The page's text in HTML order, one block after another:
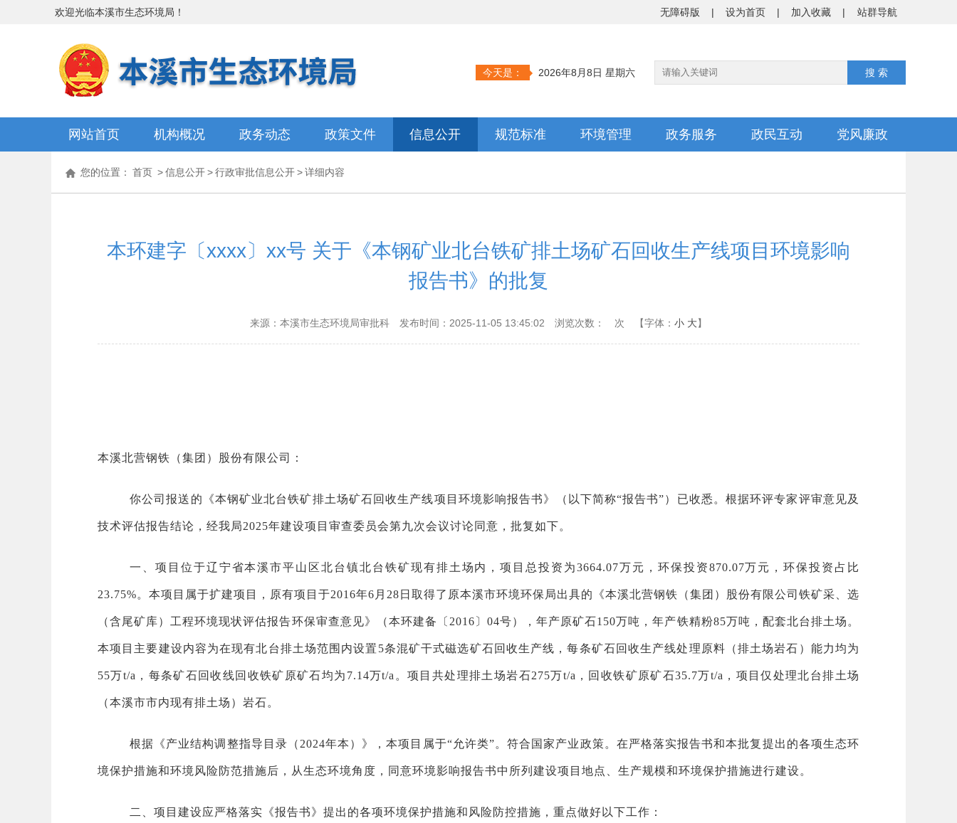
站群导航
无障碍版 | 设为首页 | 加入收藏 |
欢迎光临本溪市生态环境局 ！
今天是： 2026年8月8日 星期六
网站首页 机构概况 政务动态 政策文件 信息公开 规范标准 环境管理 政务服务 政民互动 党风廉政
您的位置： 首页 >信息公开>行政审批信息公开>详细内容
本环建字〔xxxx〕xx号 关于《本钢矿业北台铁矿排土场矿石回收生产线项目环境影响
报告书》的批复
来源：本溪市生态环境局审批科 发布时间：2025-11-05 13:45:02 浏览次数： 次 【字体： 小 大】
本溪北营钢铁（集团）股份有限公司：
你公司报送的《本钢矿业北台铁矿排土场矿石回收生产线项目环境影响报告书》（以下简称“报告书”）已收悉。根据环评专家评审意见及
技术评估报告结论，经我局2025年建设项目审查委员会第九次会议讨论同意，批复如下。
一、项目位于辽宁省本溪市平山区北台镇北台铁矿现有排土场内，项目总投资为3664.07万元，环保投资870.07万元，环保投资占比
23.75%。本项目属于扩建项目，原有项目于2016年6月28日取得了原本溪市环境环保局出具的《本溪北营钢铁（集团）股份有限公司铁矿采、选
（含尾矿库）工程环境现状评估报告环保审查意见》（本环建备〔2016〕04号），年产原矿石150万吨，年产铁精粉85万吨，配套北台排土场。
本项目主要建设内容为在现有北台排土场范围内设置5条混矿干式磁选矿石回收生产线，每条矿石回收生产线处理原料（排土场岩石）能力均为
55万t/a，每条矿石回收线回收铁矿原矿石均为7.14万t/a。项目共处理排土场岩石275万t/a，回收铁矿原矿石35.7万t/a，项目仅处理北台排土场
（本溪市市内现有排土场）岩石。
根据《产业结构调整指导目录（2024年本）》，本项目属于“允许类”。符合国家产业政策。在严格落实报告书和本批复提出的各项生态环
境保护措施和环境风险防范措施后，从生态环境角度，同意环境影响报告书中所列建设项目地点、生产规模和环境保护措施进行建设。
二、项目建设应严格落实《报告书》提出的各项环境保护措施和风险防控措施，重点做好以下工作：